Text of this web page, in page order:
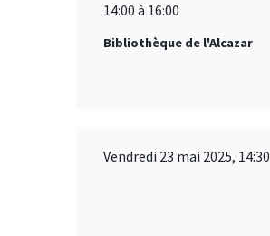
14:00 à 16:00
Bibliothèque de l'Alcazar
Vendredi 23 mai 2025, 14:30